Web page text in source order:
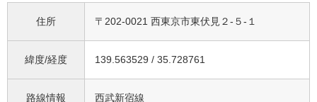
住所 〒202-0021 西東京市東伏見２-５-１
緯度/経度 139.563529 / 35.728761
路線情報 西武新宿線